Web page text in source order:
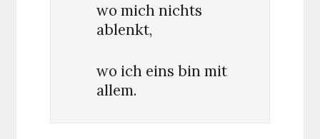
wo mich nichts
ablenkt,
wo ich eins bin mit
allem.